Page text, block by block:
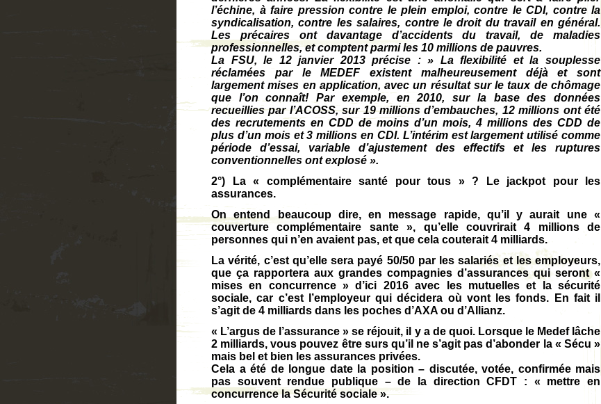
l’échine, à faire pression contre le plein emploi, contre le CDI, contre la
syndicalisation, contre les salaires, contre le droit du travail en général.
Les précaires ont davantage d’accidents du travail, de maladies
professionnelles, et comptent parmi les 10 millions de pauvres.
La FSU, le 12 janvier 2013 précise : » La flexibilité et la souplesse
réclamées par le MEDEF existent malheureusement déjà et sont
largement mises en application, avec un résultat sur le taux de chômage
que l’on connaît! Par exemple, en 2010, sur la base des données
recueillies par l’ACOSS, sur 19 millions d’embauches, 12 millions ont été
des recrutements en CDD de moins d’un mois, 4 millions des CDD de
plus d’un mois et 3 millions en CDI. L’intérim est largement utilisé comme
période d’essai, variable d’ajustement des effectifs et les ruptures
conventionnelles ont explosé ».
2°) La « complémentaire santé pour tous » ? Le jackpot pour les
assurances.
On entend beaucoup dire, en message rapide, qu’il y aurait une «
couverture complémentaire sante », qu’elle couvrirait 4 millions de
personnes qui n’en avaient pas, et que cela couterait 4 milliards.
La vérité, c’est qu’elle sera payé 50/50 par les salariés et les employeurs,
que ça rapportera aux grandes compagnies d’assurances qui seront «
mises en concurrence » d’ici 2016 avec les mutuelles et la sécurité
sociale, car c’est l’employeur qui décidera où vont les fonds. En fait il
s’agit de 4 milliards dans les poches d’AXA ou d’Allianz.
« L’argus de l’assurance » se réjouit, il y a de quoi. Lorsque le Medef lâche
2 milliards, vous pouvez être surs qu’il ne s’agit pas d’abonder la « Sécu »
mais bel et bien les assurances privées.
Cela a été de longue date la position – discutée, votée, confirmée mais
pas souvent rendue publique – de la direction CFDT : « mettre en
concurrence la Sécurité sociale ».